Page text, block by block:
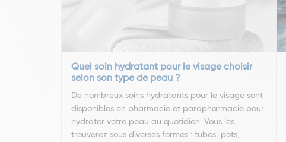
Quel soin hydratant pour le visage choisir
selon son type de peau ?
De nombreux soins hydratants pour le visage sont
disponibles en pharmacie et parapharmacie pour
hydrater votre peau au quotidien. Vous les
trouverez sous diverses formes : tubes, pots,